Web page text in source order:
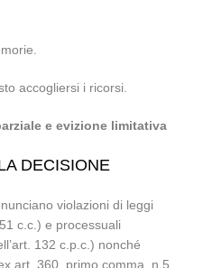
accogliersi i ricorsi.
e evizione limitativa
DECISIONE
violazioni di leggi
c.c.) e processuali
132 c.p.c.) nonché
art. 360, primo comma, n.5,